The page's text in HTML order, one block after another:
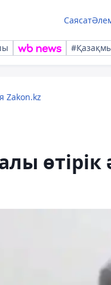
Саясат
Zakon.kz
өтірік